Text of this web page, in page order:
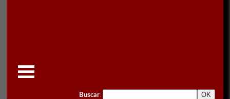
Buscar: